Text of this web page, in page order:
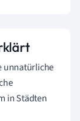
unnatürliche
in Städten